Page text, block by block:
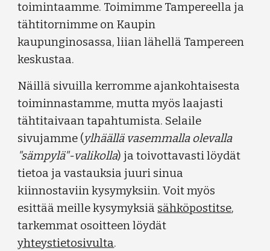
toimintaamme. Toimimme Tampereella ja
tähtitornimme on Kaupin
kaupunginosassa, liian lähellä Tampereen
keskustaa.
Näillä sivuilla kerromme ajankohtaisesta
toiminnastamme, mutta myös laajasti
tähtitaivaan tapahtumista. Selaile
sivujamme (ylhäällä vasemmalla olevalla
"sämpylä"-valikolla) ja toivottavasti löydät
tietoa ja vastauksia juuri sinua
kiinnostaviin kysymyksiin. Voit myös
esittää meille kysymyksiä sähköpostitse,
tarkemmat osoitteen löydät
yhteystietosivulta.